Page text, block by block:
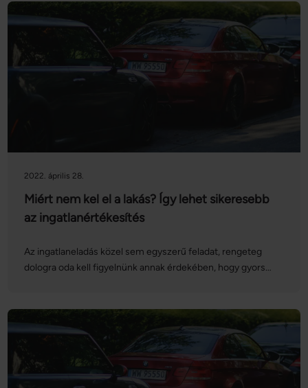
például az építtető referenciáinak ellenőrzése, a hitellel
kapcsolatos ügyintézés sajátosságainak megismerése vagy
a tehermentesítés feltételeinek ellenőrzése. Ezekkel jó, ha
tisztában vagyunk, és pontosan tudjuk, hogyan zajlik majd a
lakásvásárlás, így megkímélhetjük magunkat a
2022. április 28.
Miért nem kel el a lakás? Így lehet sikeresebb
az ingatlanértékesítés
Az ingatlaneladás közel sem egyszerű feladat, rengeteg
dologra oda kell figyelnünk annak érdekében, hogy gyors
senki nem jelentkezik, vagy a ház bemutatása után mégsem
kerül sor adásvételre. Ne csüggedjünk, ha úgy érezzük,
eredménytelenül próbálkozunk a lakáseladással, ugyanis van
néhány praktika, amelyek segíthetnek meggyorsítani a
folyamatot. Mutatjuk, hogyan lehet sikeresebb az